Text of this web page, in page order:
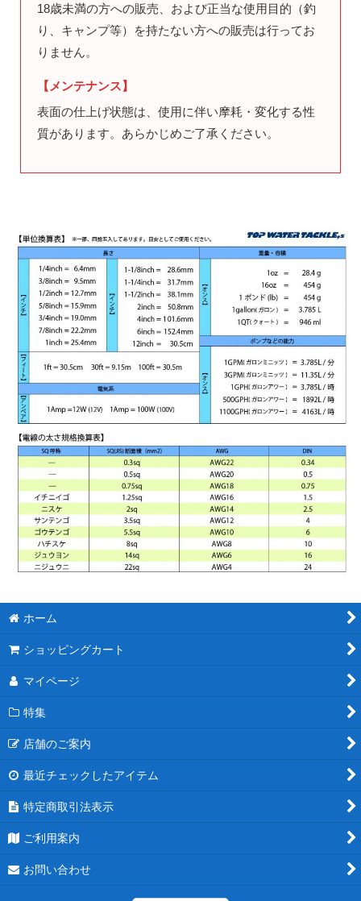
18歳未満の方への販売、および正当な使用目的（釣
り、キャンプ等）を持たない方への販売は行ってお
りません。
【メンテナンス】
表面の仕上げ状態は、使用に伴い摩耗・変化する性
質があります。あらかじめご了承ください。
ホーム
ショッピングカート
マイページ
特集
店舗のご案内
最近チェックしたアイテム
特定商取引法表示
ご利用案内
お問い合わせ